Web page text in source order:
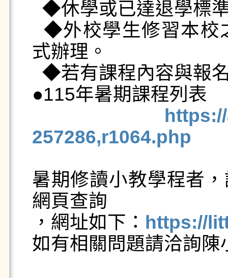
式辦理。
●115年暑期課程列表
257286,r1064.php
暑期修讀小教學程者
網頁查詢
，網址如下： https://
如有相關問題請洽詢